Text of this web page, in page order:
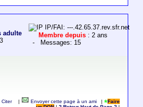
adulte
IP/FAI: ---.42.65.37.rev.sfr.net
Membre depuis : 2 ans
- Messages: 15
Citer Envoyer cette page à un ami |
Faire